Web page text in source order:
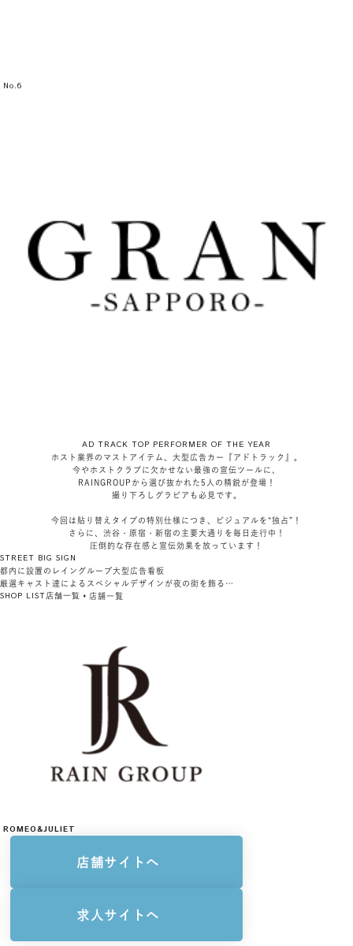
No.6
AD TRACK TOP PERFORMER OF THE YEAR
ホスト業界のマストアイテム、大型広告カー『アドトラック』。
今やホストクラブに欠かせない最強の宣伝ツールに、
RAINGROUPから選び抜かれた5人の精鋭が登場！
撮り下ろしグラビアも必見です。
今回は貼り替えタイプの特別仕様につき、ビジュアルを“独占”！
さらに、渋谷・原宿・新宿の主要大通りを毎日走行中！
圧倒的な存在感と宣伝効果を放っています！
STREET BIG SIGN
都内に設置のレイングループ大型広告看板
厳選キャスト達によるスペシャルデザインが夜の街を飾る…
SHOP LIST店舗一覧 店舗一覧
ROMEO&JULIET
店舗サイトへ
求人サイトへ